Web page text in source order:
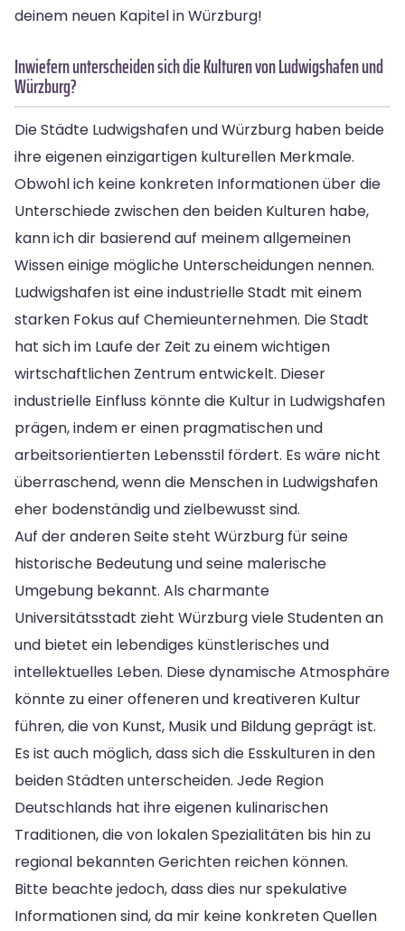
deinem neuen Kapitel in Würzburg!
Inwiefern unterscheiden sich die Kulturen von Ludwigshafen und
Würzburg?
Die Städte Ludwigshafen und Würzburg haben beide
ihre eigenen einzigartigen kulturellen Merkmale.
Obwohl ich keine konkreten Informationen über die
Unterschiede zwischen den beiden Kulturen habe,
kann ich dir basierend auf meinem allgemeinen
Wissen einige mögliche Unterscheidungen nennen.
Ludwigshafen ist eine industrielle Stadt mit einem
starken Fokus auf Chemieunternehmen. Die Stadt
hat sich im Laufe der Zeit zu einem wichtigen
wirtschaftlichen Zentrum entwickelt. Dieser
industrielle Einfluss könnte die Kultur in Ludwigshafen
prägen, indem er einen pragmatischen und
arbeitsorientierten Lebensstil fördert. Es wäre nicht
überraschend, wenn die Menschen in Ludwigshafen
eher bodenständig und zielbewusst sind.
Auf der anderen Seite steht Würzburg für seine
historische Bedeutung und seine malerische
Umgebung bekannt. Als charmante
Universitätsstadt zieht Würzburg viele Studenten an
und bietet ein lebendiges künstlerisches und
intellektuelles Leben. Diese dynamische Atmosphäre
könnte zu einer offeneren und kreativeren Kultur
führen, die von Kunst, Musik und Bildung geprägt ist.
Es ist auch möglich, dass sich die Esskulturen in den
beiden Städten unterscheiden. Jede Region
Deutschlands hat ihre eigenen kulinarischen
Traditionen, die von lokalen Spezialitäten bis hin zu
regional bekannten Gerichten reichen können.
Bitte beachte jedoch, dass dies nur spekulative
Informationen sind, da mir keine konkreten Quellen